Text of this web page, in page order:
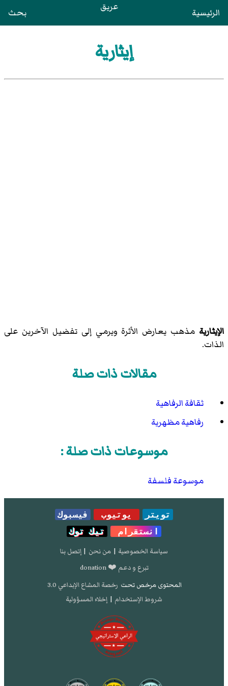
الرئيسية عريق بحث
إيثارية
الإيثارية مذهب يعارض الأثرة ويرمي إلى تفضيل الآخرين على
الذات.
مقالات ذات صلة
ثقافة الرفاهية
رفاهية مظهرية
موسوعات ذات صلة :
موسوعة فلسفة
تويتر يوتيوب
فيسبوك
انستقرام
تيك توك
سياسة الخصوصية | من نحن | إتصل بنا
تبرع و دعم ❤️ donation
المحتوى مرخص تحت رخصة المشاع الإبداعي 3.0
شروط الإستخدام | إخلاء المسؤولية